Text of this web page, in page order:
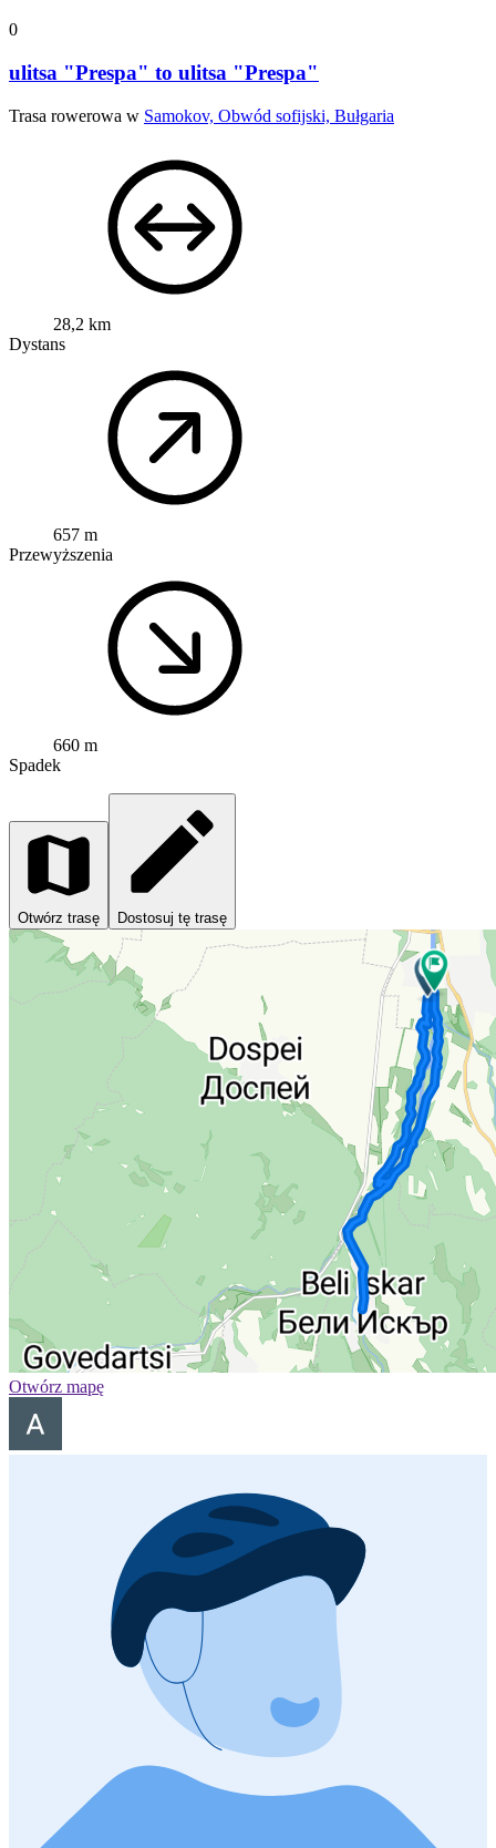
0
ulitsa "Prespa" to ulitsa "Prespa"
Trasa rowerowa w Samokov, Obwód sofijski, Bułgaria
28,2 km
Dystans
657 m
Przewyższenia
660 m
Spadek
Otwórz trasę Dostosuj tę trasę
Otwórz mapę